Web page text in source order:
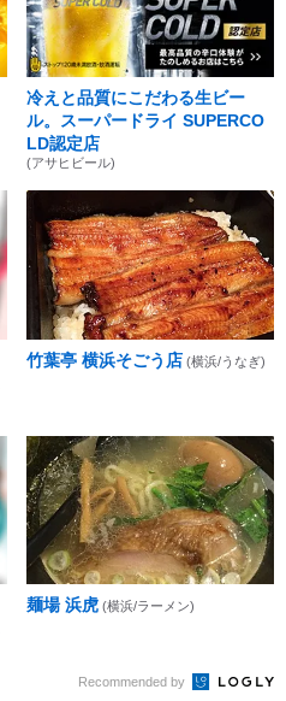
冷えと品質にこだわる生ビー
ル。スーパードライ SUPERCO
LD認定店
(アサヒビール)
竹葉亭 横浜そごう店 (横浜/うなぎ)
麺場 浜虎 (横浜/ラーメン)
Recommended by